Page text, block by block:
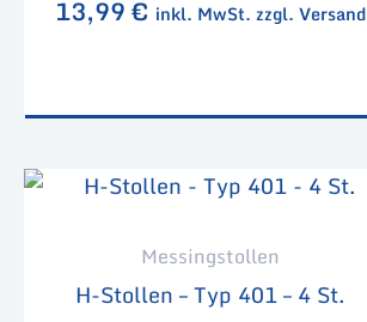
13,99€ inkl. MwSt. zzgl. Versand
Messingstollen
H-Stollen – Typ 401 – 4 St.